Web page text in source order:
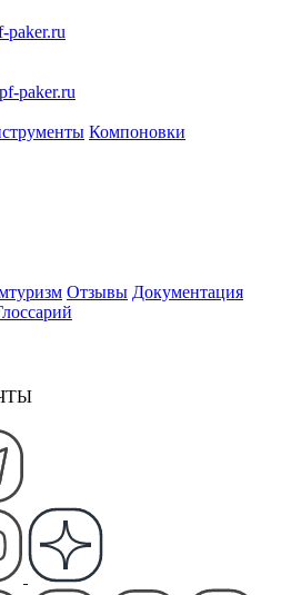
paker.ru
paker.ru
Компоновки
Отзывы Документация